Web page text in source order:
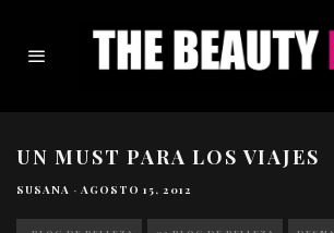
UN MUST PARA LOS VIAJES
SUSANA · AGOSTO 15, 2012